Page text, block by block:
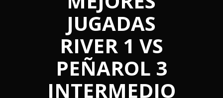
JUGADAS
RIVER 1 VS
PEÑAROL 3
INTERMEDIO